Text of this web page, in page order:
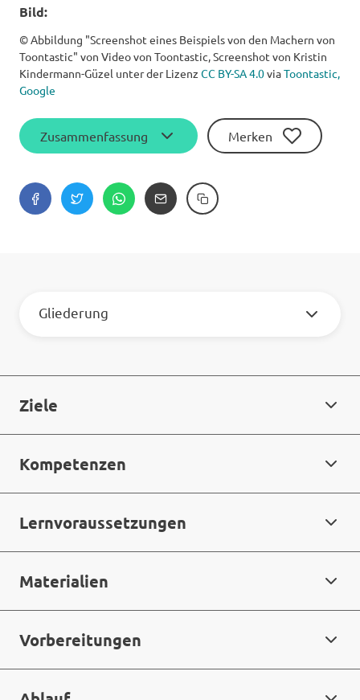
Bild:
© Abbildung "Screenshot eines Beispiels von den Machern von
Toontastic" von Video von Toontastic, Screenshot von Kristin
Kindermann-Güzel unter der Lizenz CC BY-SA 4.0viaToontastic,
Google
Zusammenfassung Merken
Gliederung
Ziele
Kompetenzen
Lernvoraussetzungen
Materialien
Vorbereitungen